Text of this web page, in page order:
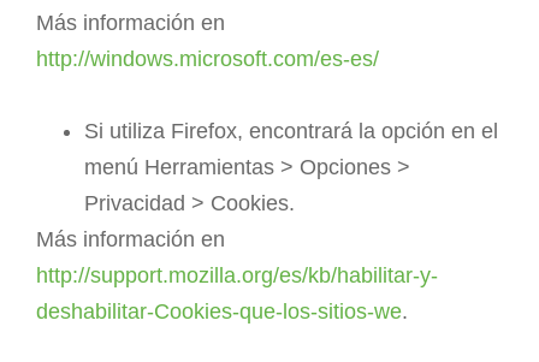
Más información en
http://windows.microsoft.com/es-es/
Si utiliza Firefox, encontrará la opción en el
menú Herramientas > Opciones >
Privacidad > Cookies.
Más información en
http://support.mozilla.org/es/kb/habilitar-y-
deshabilitar-Cookies-que-los-sitios-we.